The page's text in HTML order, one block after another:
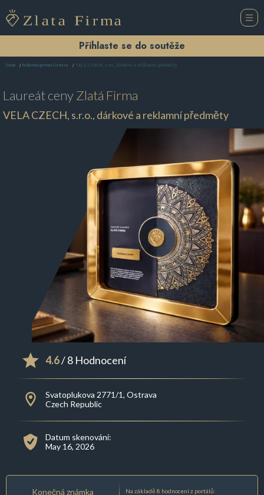
Přihlaste se do soutěže
Domů Reklamní agentura Ostrava VELA CZECH, s.r.o., dárkové a reklamní předměty
Laureát cenyZlatá Firma
VELA CZECH, s.r.o., dárkové a reklamní předměty
4.6/ 8 Hodnocení
Svatoplukova 2771/1, Ostrava
Czech Republic
Datum skenování:
May 16, 2026
Konečná známka Na základě 8 hodnocení z portálů: